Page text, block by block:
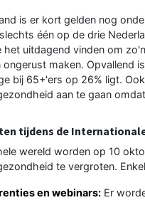
is er kort gelden nog
één op de drie
het uitdagend vinden om
ongerust maken. Opvallend
bij 65+'ers op 26% ligt.
aan te gaan
tijdens de
wereld worden op 10
te vergroten.
en webinars: Er